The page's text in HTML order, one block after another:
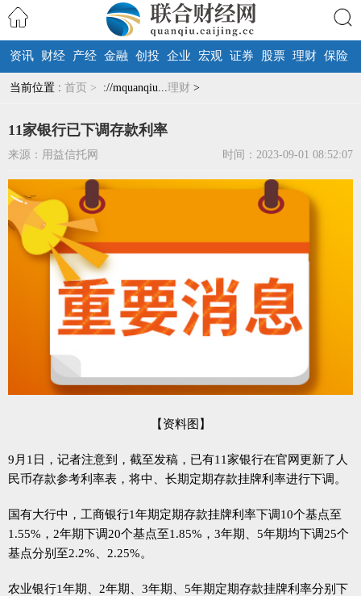
搜索
资讯 财经 产经 金融 创投 企业 宏观 证券 股票 理财 保险
当前位置 : 首页 > ://mquanqiu...理财 >
11家银行已下调存款利率
来源：用益信托网 时间：2023-09-01 08:52:07
【资料图】
9月1日，记者注意到，截至发稿，已有11家银行在官网更新了人
民币存款参考利率表，将中、长期定期存款挂牌利率进行下调。
国有大行中，工商银行1年期定期存款挂牌利率下调10个基点至
1.55%，2年期下调20个基点至1.85%，3年期、5年期均下调25个
基点分别至2.2%、2.25%。
农业银行1年期、2年期、3年期、5年期定期存款挂牌利率分别下